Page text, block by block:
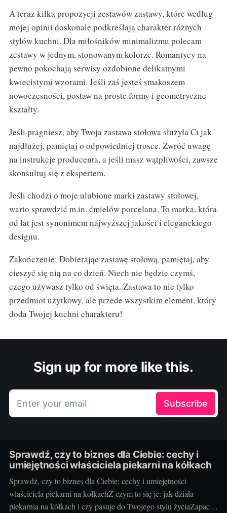
A teraz kilka propozycji zestawów zastawy, które według
mojej opinii doskonale podkreślają charakter różnych
stylów kuchni. Dla miłośników minimalizmu polecam
zestawy w jednym, stonowanym kolorze. Romantycy na
pewno pokochają serwisy ozdobione delikatnymi
kwiecistymi wzorami. Jeśli zaś jesteś smakoszem
nowoczesności, postaw na proste formy i geometryczne
kształty.
Jeśli pragniesz, aby Twoja zastawa stołowa służyła Ci jak
najdłużej, pamiętaj o odpowiedniej trosce. Zwróć uwagę
na instrukcje producenta, a jeśli masz wątpliwości, zawsze
skonsultuj się z ekspertem.
Jeśli chodzi o moje ulubione marki zastawy stołowej,
warto sprawdzić m.in. ćmielów porcelana. To marka, która
od lat jest synonimem najwyższej jakości i eleganckiego
designu.
Zakończenie: Dobierając zastawę stołową, pamiętaj, aby
cieszyć się nią na co dzień. Niech nie będzie czymś,
czego używasz tylko od święta. Zastawa to nie tylko
przedmiot użytkowy, ale przede wszystkim element, który
doda Twojej kuchni charakteru!
Sign up for more like this.
Enter your email Subscribe
Sprawdź, czy to biznes dla Ciebie: cechy i
umiejętności właściciela piekarni na kółkach
Sprawdź, czy to biznes dla Ciebie: cechy i umiejętności
właściciela piekarni na kółkachZ czym to się je: jak działa
piekarnia na kółkach i czy pasuje do Twojego stylu życiaZapach